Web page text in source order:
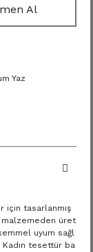
Al
Yaz
için tasarlanmış
malzemeden üret
uyum sağl
Kadın tesettür ba